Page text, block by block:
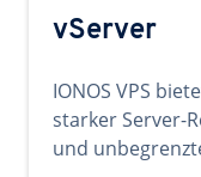
vServer
IONOS VPS
starker Server-
und